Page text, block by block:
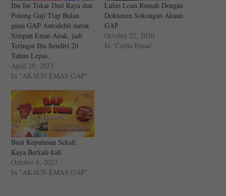
Ibu Ini Tukar Duit Raya dan
Potong Gaji Tiap Bulan
guna GAP Autodebit untuk
Simpan Emas Anak, jadi
Teringat Ibu Sendiri 20
Tahun Lepas.
April 29, 2023
In "AKAUN EMAS GAP"
Lulus Loan Rumah Dengan
Dokumen Sokongan Akaun
GAP
October 22, 2020
In "Cerita Emas"
Buat Keputusan Sekali,
Kaya Berkali-kali
October 6, 2023
In "AKAUN EMAS GAP"